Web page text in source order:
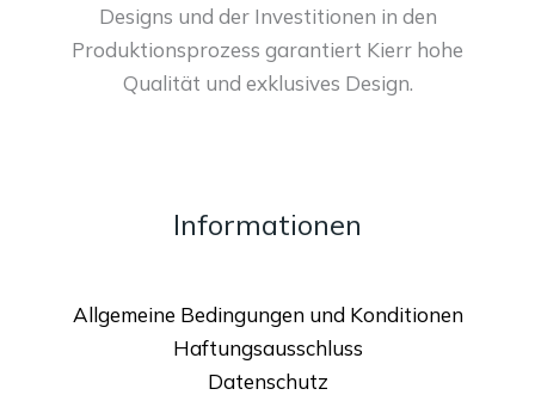
Designs und der Investitionen in den
Produktionsprozess garantiert Kierr hohe
Qualität und exklusives Design.
Informationen
Allgemeine Bedingungen und Konditionen
Haftungsausschluss
Datenschutz